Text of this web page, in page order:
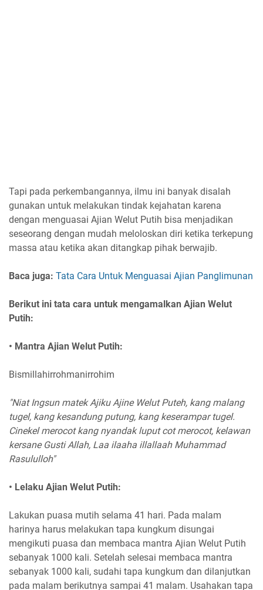
Tapi pada perkembangannya, ilmu ini banyak disalah
gunakan untuk melakukan tindak kejahatan karena
dengan menguasai Ajian Welut Putih bisa menjadikan
seseorang dengan mudah meloloskan diri ketika terkepung
massa atau ketika akan ditangkap pihak berwajib.
Baca juga: Tata Cara Untuk Menguasai Ajian Panglimunan
Berikut ini tata cara untuk mengamalkan Ajian Welut
Putih:
• Mantra Ajian Welut Putih:
Bismillahirrohmanirrohim
"Niat Ingsun matek Ajiku Ajine Welut Puteh, kang malang
tugel, kang kesandung putung, kang keserampar tugel.
Cinekel merocot kang nyandak luput cot merocot, kelawan
kersane Gusti Allah, Laa ilaaha illallaah Muhammad
Rasululloh"
• Lelaku Ajian Welut Putih:
Lakukan puasa mutih selama 41 hari. Pada malam
harinya harus melakukan tapa kungkum disungai
mengikuti puasa dan membaca mantra Ajian Welut Putih
sebanyak 1000 kali. Setelah selesai membaca mantra
sebanyak 1000 kali, sudahi tapa kungkum dan dilanjutkan
pada malam berikutnya sampai 41 malam. Usahakan tapa